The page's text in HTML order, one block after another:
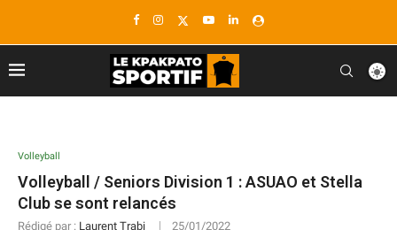
Volleyball
Volleyball / Seniors Division 1 : ASUAO et Stella
Club se sont relancés
Rédigé par : Laurent Trabi 25/01/2022